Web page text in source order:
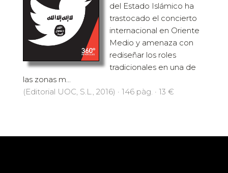
del Estado Islámico ha
trastocado el concierto
internacional en Oriente
Medio y amenaza con
rediseñar los roles
tradicionales en una de
las zonas m...
(Editorial UOC, S.L., 2016) · 146 pàg. · 13 €